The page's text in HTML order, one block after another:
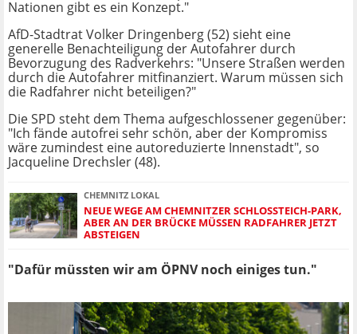
Nationen gibt es ein Konzept."
AfD-Stadtrat Volker Dringenberg (52) sieht eine
generelle Benachteiligung der Autofahrer durch
Bevorzugung des Radverkehrs: "Unsere Straßen werden
durch die Autofahrer mitfinanziert. Warum müssen sich
die Radfahrer nicht beteiligen?"
Die SPD steht dem Thema aufgeschlossener gegenüber:
"Ich fände autofrei sehr schön, aber der Kompromiss
wäre zumindest eine autoreduzierte Innenstadt", so
Jacqueline Drechsler (48).
CHEMNITZ LOKAL
NEUE WEGE AM CHEMNITZER SCHLOSSTEICH-PARK, A
BER AN DER BRÜCKE MÜSSEN RADFAHRER JETZT A
BSTEIGEN
"Dafür müssten wir am ÖPNV noch einiges tun."